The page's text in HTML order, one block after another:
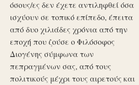
όσους/ες δεν έχετε αντιληφθεί όσα
ισχύουν σε τοπικό επίπεδο, έπειτα
από δυο χιλιάδες χρόνια από την
εποχή που ζούσε ο Φιλόσοφος
Διογένης σύμφωνα των
πεπραγμένων σας, από τους
πολιτικούς μέχρι τους αιρετούς και